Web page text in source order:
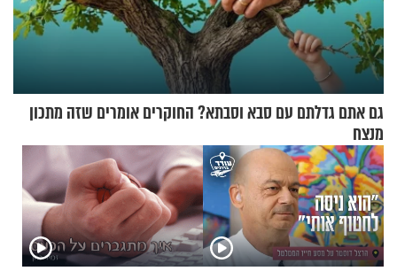
גם אתם גדלתם עם סבא וסבתא? החוקרים אומרים שזה מתכון
מנצח